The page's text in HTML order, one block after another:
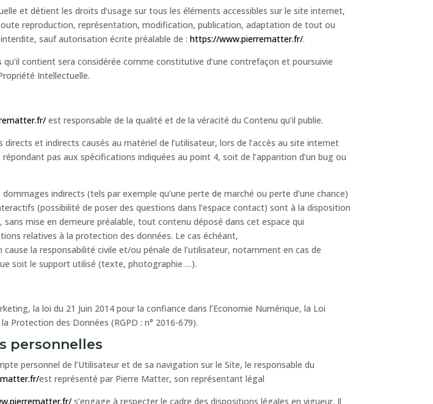
et détient les droits d’usage sur tous les éléments accessibles sur le site internet,
reproduction, représentation, modification, publication, adaptation de tout ou
sauf autorisation écrite préalable de :https://www.pierrematter.fr/.
contient sera considérée comme constitutive d’une contrefaçon et poursuivie
Intellectuelle.
est responsable de la qualité et de la véracité du Contenu qu’il publie.
et indirects causés au matériel de l’utilisateur, lors de l’accès au site internet
pas aux spécifications indiquées au point 4, soit de l’apparition d’un bug ou
indirects (tels par exemple qu’une perte de marché ou perte d’une chance)
(possibilité de poser des questions dans l’espace contact) sont à la disposition
sans mise en demeure préalable, tout contenu déposé dans cet espace qui
relatives à la protection des données. Le cas échéant,
la responsabilité civile et/ou pénale de l’utilisateur, notamment en cas de
soit le support utilisé (texte, photographie …).
la loi du 21 Juin 2014 pour la confiance dans l’Economie Numérique, la Loi
Protection des Données (RGPD : n° 2016-679).
personnelles
personnel de l’Utilisateur et de sa navigation sur le Site, le responsable du
est représenté par Pierre Matter, son représentant légal
s’engage à respecter le cadre des dispositions légales en vigueur. Il